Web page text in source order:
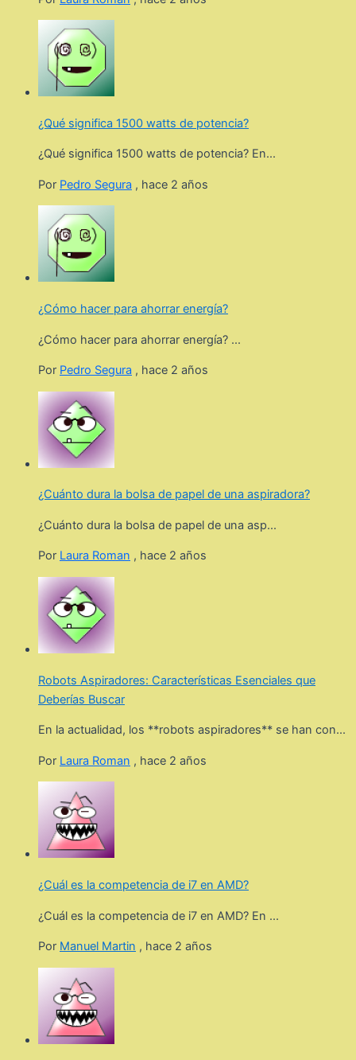
¿Qué significa 1500 watts de potencia?
¿Qué significa 1500 watts de potencia? En...
Por Pedro Segura , hace 2 años
¿Cómo hacer para ahorrar energía?
¿Cómo hacer para ahorrar energía? ...
Por Pedro Segura , hace 2 años
¿Cuánto dura la bolsa de papel de una aspiradora?
¿Cuánto dura la bolsa de papel de una asp...
Por Laura Roman , hace 2 años
Robots Aspiradores: Características Esenciales que
Deberías Buscar
En la actualidad, los **robots aspiradores** se han con...
Por Laura Roman , hace 2 años
¿Cuál es la competencia de i7 en AMD?
¿Cuál es la competencia de i7 en AMD? En ...
Por Manuel Martin , hace 2 años